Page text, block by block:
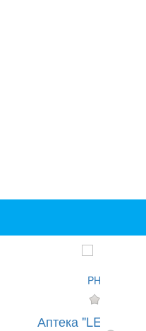
Аптека "LEAL